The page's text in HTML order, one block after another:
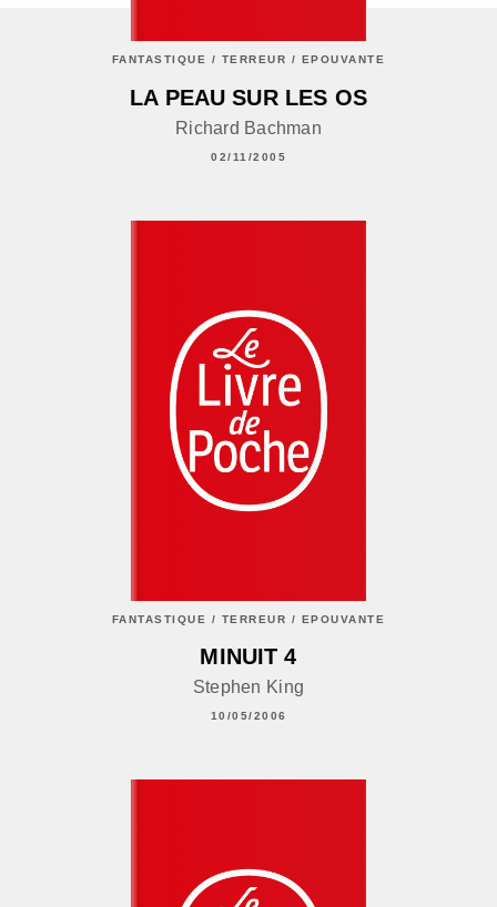
FANTASTIQUE / TERREUR / EPOUVANTE
LA PEAU SUR LES OS
Richard Bachman
02/11/2005
FANTASTIQUE / TERREUR / EPOUVANTE
MINUIT 4
Stephen King
10/05/2006